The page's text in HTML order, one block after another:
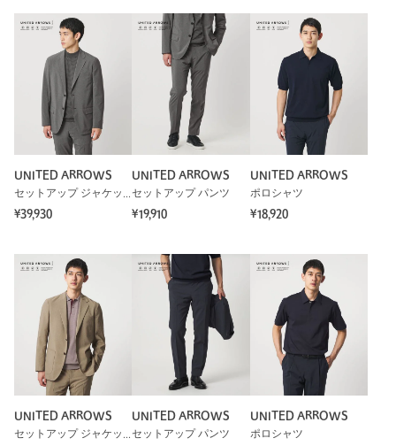
UNITED ARROWS
セットアップ ジャケット
¥39,930
UNITED ARROWS
セットアップ パンツ
¥19,910
UNITED ARROWS
ポロシャツ
¥18,920
UNITED ARROWS
セットアップ ジャケット
UNITED ARROWS
セットアップ パンツ
UNITED ARROWS
ポロシャツ